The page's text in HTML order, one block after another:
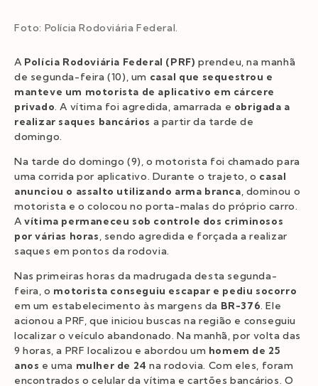
Foto: Polícia Rodoviária Federal.
A Polícia Rodoviária Federal (PRF) prendeu, na manhã
de segunda-feira (10), um casal que sequestrou e
manteve um motorista de aplicativo em cárcere
privado. A vítima foi agredida, amarrada e obrigada a
realizar saques bancários a partir da tarde de
domingo.
Na tarde do domingo (9), o motorista foi chamado para
uma corrida por aplicativo. Durante o trajeto, o casal
anunciou o assalto utilizando arma branca, dominou o
motorista e o colocou no porta-malas do próprio carro.
Avítima permaneceu sob controle dos criminosos
por várias horas, sendo agredida e forçada a realizar
saques em pontos da rodovia.
Nas primeiras horas da madrugada desta segunda-
feira, o motorista conseguiu escapar e pediu socorro
em um estabelecimento às margens da BR-376. Ele
acionou a PRF, que iniciou buscas na região e conseguiu
localizar o veículo abandonado. Na manhã, por volta das
9 horas, a PRF localizou e abordou um homem de 25
anos e uma mulher de 24 na rodovia. Com eles, foram
encontrados o celular da vítima e cartões bancários. O